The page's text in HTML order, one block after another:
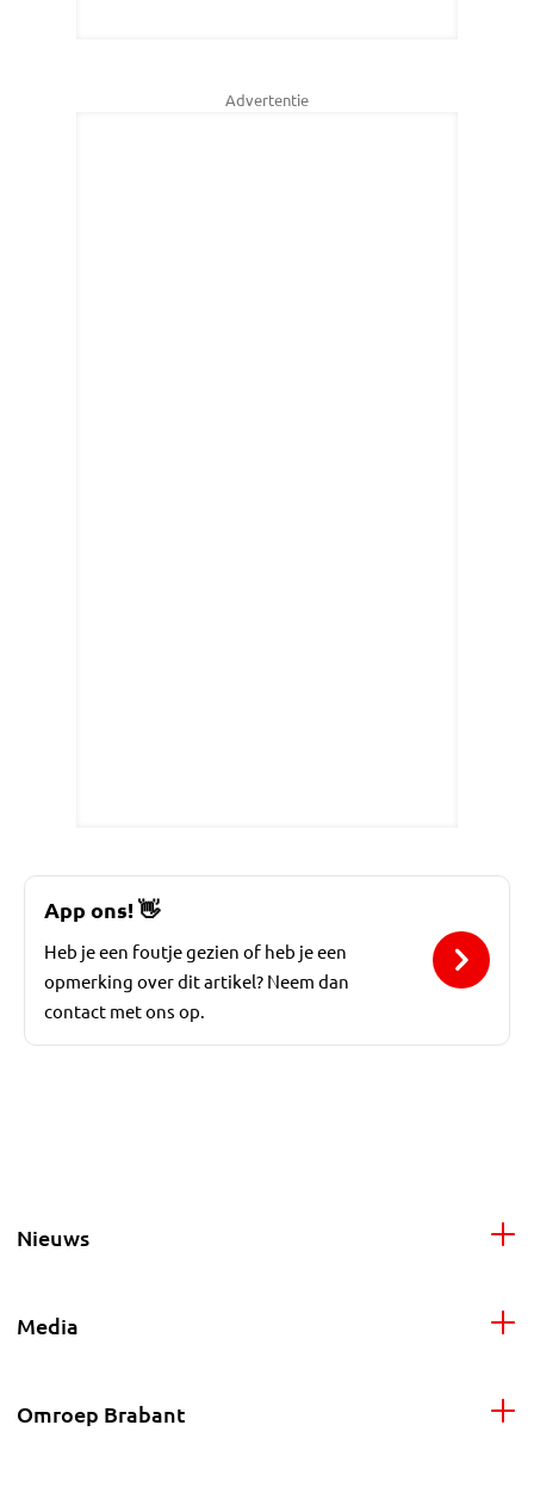
Advertentie
App ons! 👋
Heb je een foutje gezien of heb je een
opmerking over dit artikel? Neem dan
contact met ons op.
Nieuws
Media
Omroep Brabant